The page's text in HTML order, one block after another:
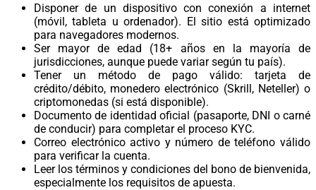
Disponer de un dispositivo con conexión a internet
(móvil, tableta u ordenador). El sitio está optimizado
para navegadores modernos.
Ser mayor de edad (18+ años en la mayoría de
jurisdicciones, aunque puede variar según tu país).
Tener un método de pago válido: tarjeta de
crédito/débito, monedero electrónico (Skrill, Neteller) o
criptomonedas (si está disponible).
Documento de identidad oficial (pasaporte, DNI o carné
de conducir) para completar el proceso KYC.
Correo electrónico activo y número de teléfono válido
para verificar la cuenta.
Leer los términos y condiciones del bono de bienvenida,
especialmente los requisitos de apuesta.